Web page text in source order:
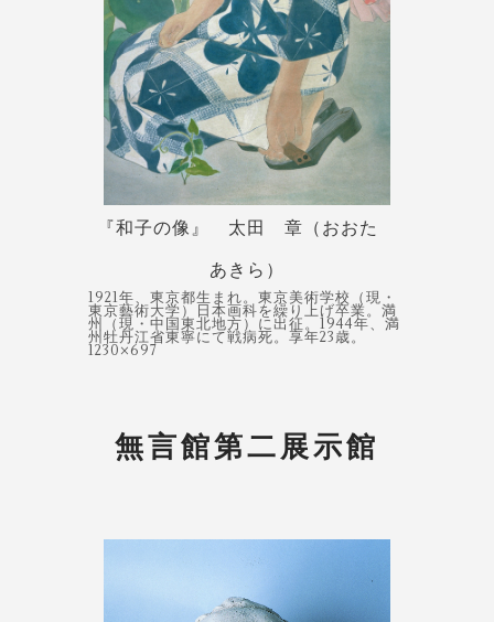
『和子の像』 太田 章（おおた
あきら）
1921年、東京都生まれ。東京美術学校（現・
東京藝術大学）日本画科を繰り上げ卒業。満
州（現・中国東北地方）に出征。1944年、満
州牡丹江省東寧­にて戦病死。享年23歳。
1230×697
無言館第二展示館